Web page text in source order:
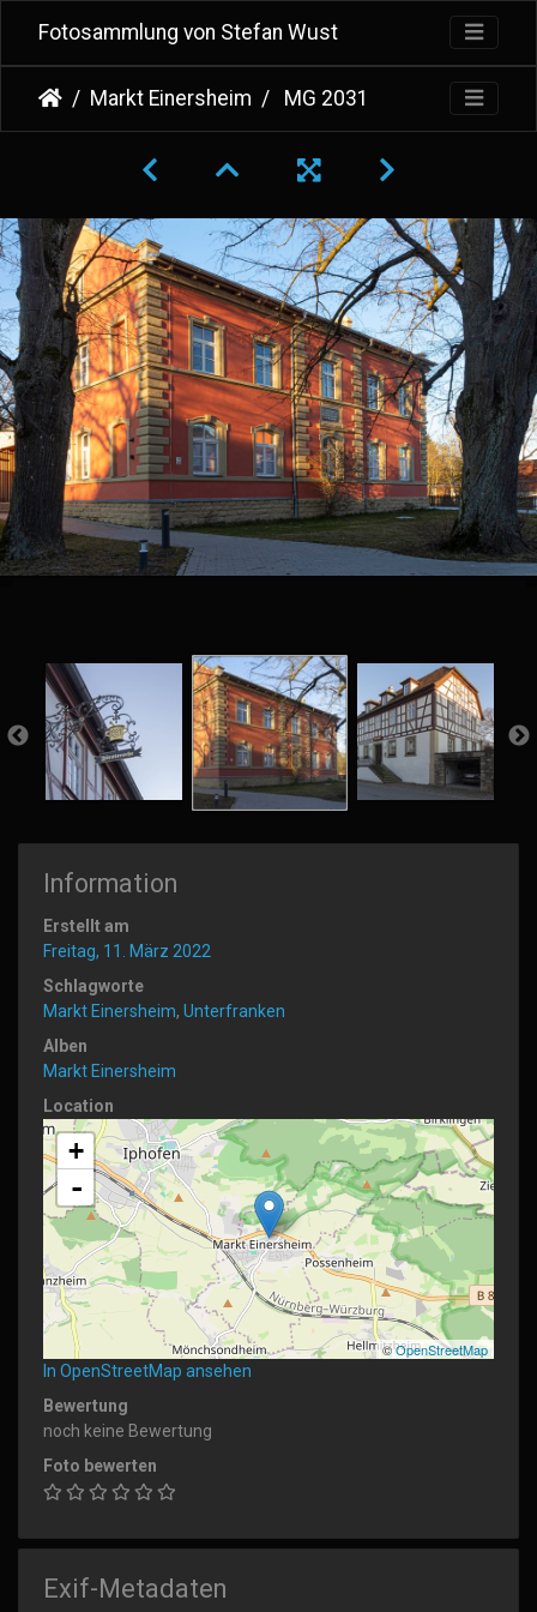
Fotosammlung von Stefan Wust
Markt Einersheim MG 2031
Information
Erstellt am
Freitag, 11. März 2022
Schlagworte
Markt Einersheim, Unterfranken
Alben
Markt Einersheim
Location
+
-
©OpenStreetMap
In OpenStreetMap ansehen
Bewertung
noch keine Bewertung
Foto bewerten
Exif-Metadaten